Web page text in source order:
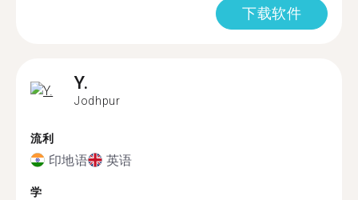
下载软件
Y.
Jodhpur
流利
印地语 英语
学